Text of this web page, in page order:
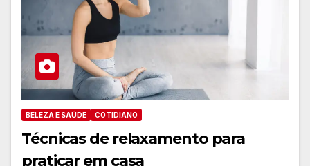
BELEZA E SAÚDE COTIDIANO
Técnicas de relaxamento para
praticar em casa